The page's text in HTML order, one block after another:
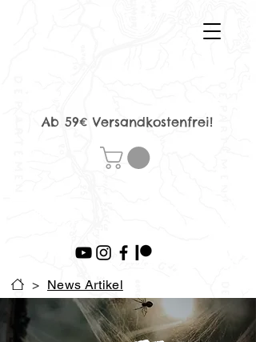
Ab 59€ Versandkostenfrei!
> News Artikel